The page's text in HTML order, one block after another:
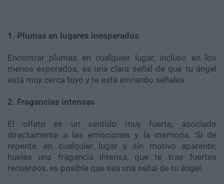
1. Plumas en lugares inesperados
Encontrar plumas en cualquier lugar, incluso en los
menos esperados, es una clara señal de que tu ángel
está muy cerca tuyo y te está enviando señales.
2. Fragancias intensas
El olfato es un sentido muy fuerte, asociado
directamente a las emociones y la memoria. Si de
repente, en cualquier lugar y sin motivo aparente,
hueles una fragancia intensa, que te trae fuertes
recuerdos, es posible que sea una señal de tu ángel.